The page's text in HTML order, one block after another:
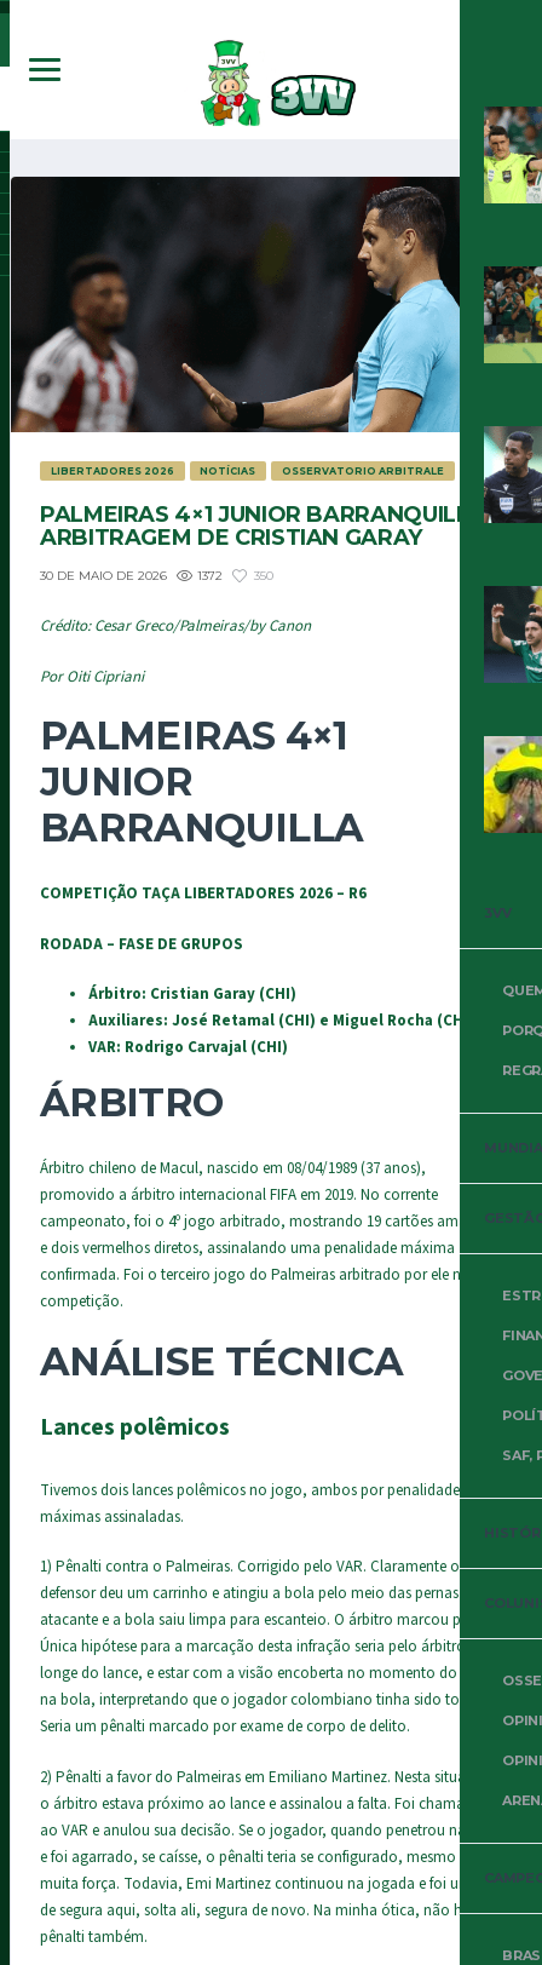
3VV
SAF,
LIBERTADORES 2026 NOTÍCIAS OSSERVATORIO ARBITRALE
PALMEIRAS 4×1 JUNIOR BARRANQUILLA:
ARBITRAGEM DE CRISTIAN GARAY
30 DE MAIO DE 2026 1372 350
Crédito: Cesar Greco/Palmeiras/by Canon
Por Oiti Cipriani
PALMEIRAS 4×1
JUNIOR
BARRANQUILLA
COMPETIÇÃO TAÇA LIBERTADORES 2026 – R6
RODADA – FASE DE GRUPOS
Árbitro: Cristian Garay (CHI)
Auxiliares: José Retamal (CHI) e Miguel Rocha (CHI)
VAR: Rodrigo Carvajal (CHI)
ÁRBITRO
Árbitro chileno de Macul, nascido em 08/04/1989 (37 anos),
promovido a árbitro internacional FIFA em 2019. No corrente
campeonato, foi o 4º jogo arbitrado, mostrando 19 cartões amarelos
e dois vermelhos diretos, assinalando uma penalidade máxima
confirmada. Foi o terceiro jogo do Palmeiras arbitrado por ele nesta
competição.
ANÁLISE TÉCNICA
Lances polêmicos
Tivemos dois lances polêmicos no jogo, ambos por penalidades
máximas assinaladas.
1) Pênalti contra o Palmeiras. Corrigido pelo VAR. Claramente o
defensor deu um carrinho e atingiu a bola pelo meio das pernas do
atacante e a bola saiu limpa para escanteio. O árbitro marcou pênalti.
Única hipótese para a marcação desta infração seria pelo árbitro estar
longe do lance, e estar com a visão encoberta no momento do toque
na bola, interpretando que o jogador colombiano tinha sido tocado.
Seria um pênalti marcado por exame de corpo de delito.
2) Pênalti a favor do Palmeiras em Emiliano Martinez. Nesta situação
o árbitro estava próximo ao lance e assinalou a falta. Foi chamado
ao VAR e anulou sua decisão. Se o jogador, quando penetrou na área
e foi agarrado, se caísse, o pênalti teria se configurado, mesmo sem
muita força. Todavia, Emi Martinez continuou na jogada e foi um tal
de segura aqui, solta ali, segura de novo. Na minha ótica, não houve
pênalti também.